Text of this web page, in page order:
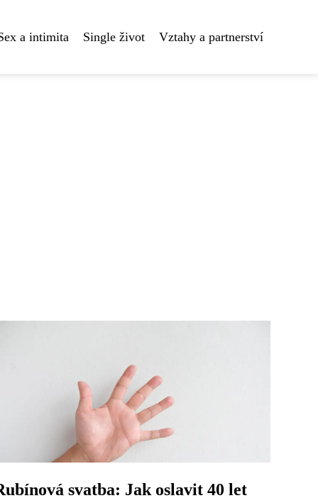
a intimita Single život Vztahy a partnerství
svatba: Jak oslavit 40 let